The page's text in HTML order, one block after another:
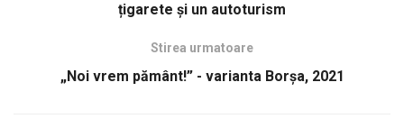
țigarete și un autoturism
Stirea urmatoare
„Noi vrem pământ!” - varianta Borșa, 2021